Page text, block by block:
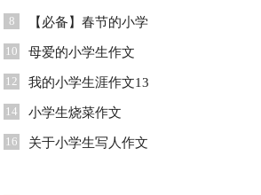
告范文汇总八篇
8 【必备】春节的小学
生作文汇编5篇
10 母爱的小学生作文
400字集合5篇
12 我的小学生涯作文13
篇
14 小学生烧菜作文
16 关于小学生写人作文